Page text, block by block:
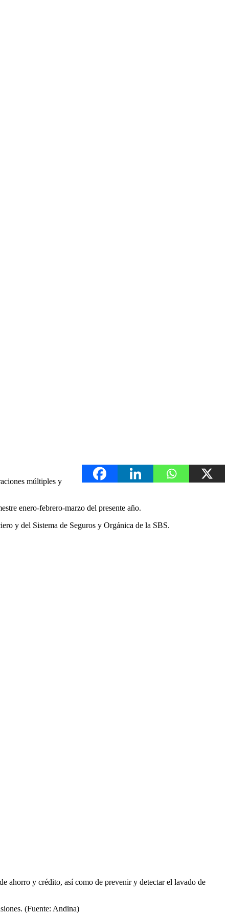
múltiples y
enero-febrero-marzo del presente año.
y del Sistema de Seguros y Orgánica de la SBS.
ahorro y crédito, así como de prevenir y detectar el lavado de
(Fuente: Andina)